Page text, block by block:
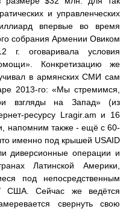
и управленческих
впервые во время
собрания Армении Овиком
г. оговаривала условия
Конкретизацию же
в армянских СМИ сам
2013-го: «Мы стремимся,
взгляды на Запад» (из
ресурсу Lragir.am и 16
напомним также - ещё с 60-
именно под крышей USAID
диверсионные операции и
Латинской Америки,
под непосредственным
США. Сейчас же ведётся
свернуть свою